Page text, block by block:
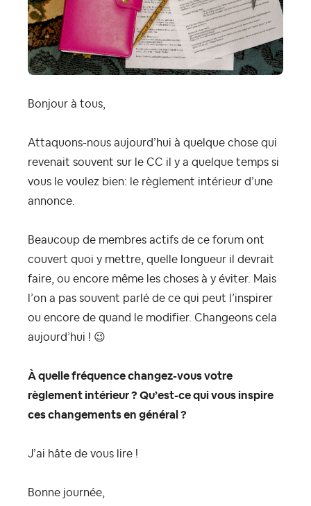
Bonjour à tous,
Attaquons-nous aujourd’hui à quelque chose qui
revenait souvent sur le CC il y a quelque temps si
vous le voulez bien: le règlement intérieur d’une
annonce.
Beaucoup de membres actifs de ce forum ont
couvert quoi y mettre, quelle longueur il devrait
faire, ou encore même les choses à y éviter. Mais
l’on a pas souvent parlé de ce qui peut l’inspirer
ou encore de quand le modifier. Changeons cela
aujourd’hui ! 😉
À quelle fréquence changez-vous votre
règlement intérieur ? Qu’est-ce qui vous inspire
ces changements en général ?
J’ai hâte de vous lire !
Bonne journée,